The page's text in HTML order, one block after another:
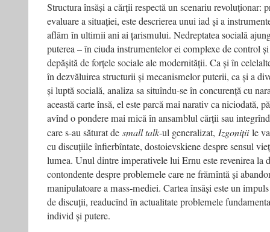
Structura însăși a cărții respectă un scenariu revoluționar:
evaluare a situației, este descrierea unui iad și a
aflăm în ultimii ani ai țarismului. Nedreptatea socială
puterea – în ciuda instrumentelor ei complexe de control
depășită de forțele sociale ale modernității. Ca și în
în dezvăluirea structurii și mecanismelor puterii, ca și a
și luptă socială, analiza sa situîndu-se în concurență cu
această carte însă, el este parcă mai narativ ca niciodată,
avînd o pondere mai mică în ansamblul cărții sau
care s-au săturat de small talk-ul generalizat, Izgonițiile
cu discuțiile înfierbîntate, dostoievskiene despre sensul
lumea. Unul dintre imperativele lui Ernu este revenirea la
contondente despre problemele care ne frămîntă și
manipulatoare a mass‑mediei. Cartea însăși este un
de discuții, readucînd în actualitate problemele
individ și putere.